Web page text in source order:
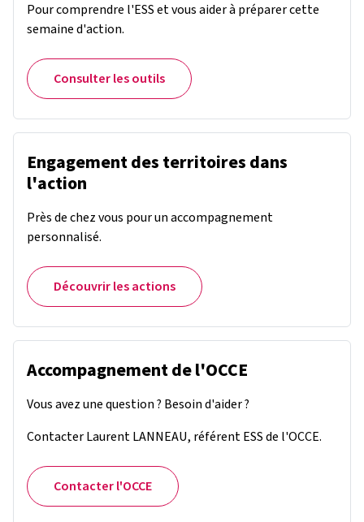
Pour comprendre l'ESS et vous aider à préparer cette
semaine d'action.
Consulter les outils
Engagement des territoires dans
l'action
Près de chez vous pour un accompagnement
personnalisé.
Découvrir les actions
Accompagnement de l'OCCE
Vous avez une question ? Besoin d'aider ?
Contacter Laurent LANNEAU, référent ESS de l'OCCE.
Contacter l'OCCE